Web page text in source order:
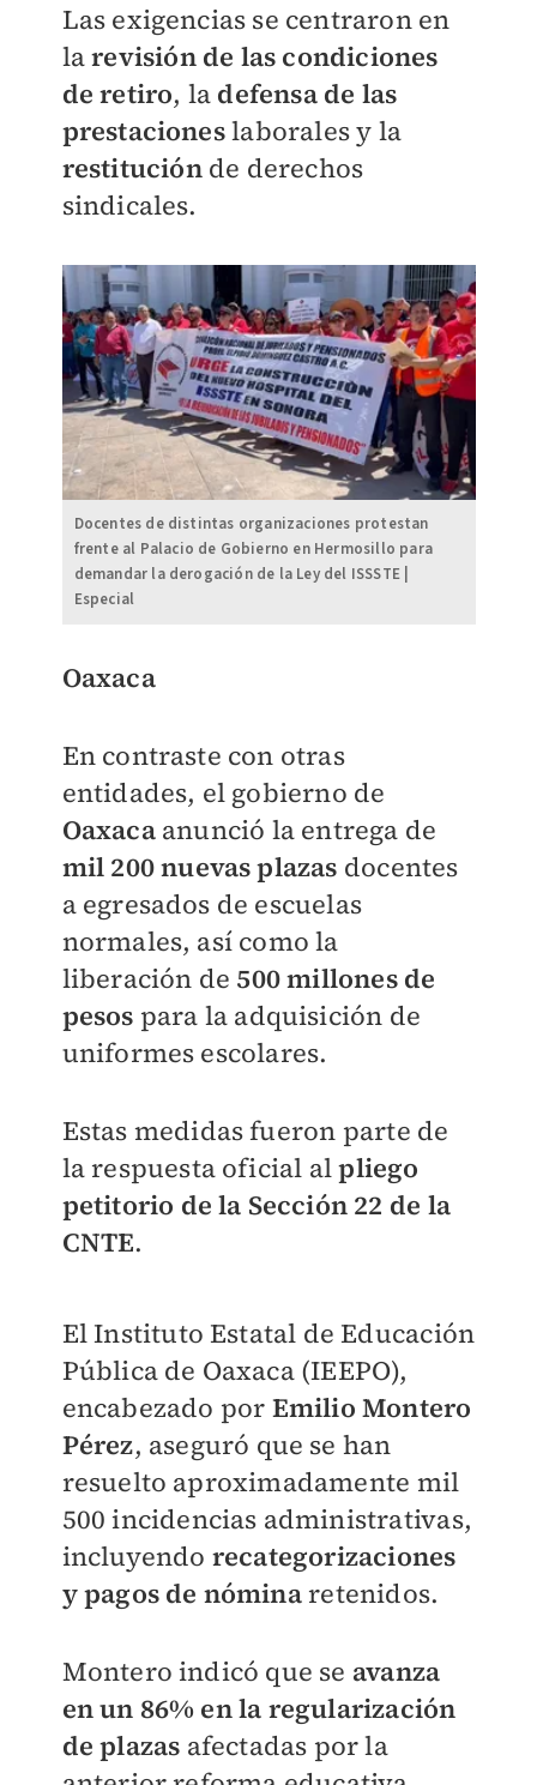
Las exigencias se centraron en
larevisión de las condiciones
de retiro, la defensa de las
prestacioneslaborales y la
restitución de derechos
sindicales.
Docentes de distintas organizaciones protestan
frente al Palacio de Gobierno en Hermosillo para
demandar la derogación de la Ley del ISSSTE |
Especial
Oaxaca
En contraste con otras
entidades, el gobierno de
Oaxaca anunció la entrega de
mil 200 nuevas plazas docentes
a egresados de escuelas
normales, así como la
liberación de 500 millones de
pesos para la adquisición de
uniformes escolares.
Estas medidas fueron parte de
la respuesta oficial alpliego
petitorio de la Sección 22 de la
CNTE.
El Instituto Estatal de Educación
Pública de Oaxaca (IEEPO),
encabezado por Emilio Montero
Pérez, aseguró que se han
resuelto aproximadamente mil
500 incidencias administrativas,
incluyendo recategorizaciones
y pagos de nóminaretenidos.
Montero indicó que se avanza
en un 86% en la regularización
de plazas afectadas por la